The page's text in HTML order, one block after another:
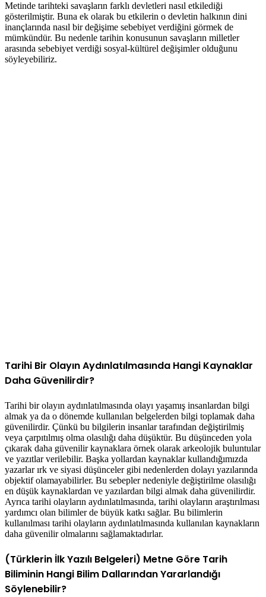
Metinde tarihteki savaşların farklı devletleri nasıl etkilediği
gösterilmiştir. Buna ek olarak bu etkilerin o devletin halkının dini
inançlarında nasıl bir değişime sebebiyet verdiğini görmek de
mümkündür. Bu nedenle tarihin konusunun savaşların milletler
arasında sebebiyet verdiği sosyal-kültürel değişimler olduğunu
söyleyebiliriz.
Tarihi Bir Olayın Aydınlatılmasında Hangi Kaynaklar
Daha Güvenilirdir?
Tarihi bir olayın aydınlatılmasında olayı yaşamış insanlardan bilgi
almak ya da o dönemde kullanılan belgelerden bilgi toplamak daha
güvenilirdir. Çünkü bu bilgilerin insanlar tarafından değiştirilmiş
veya çarpıtılmış olma olasılığı daha düşüktür. Bu düşünceden yola
çıkarak daha güvenilir kaynaklara örnek olarak arkeolojik buluntular
ve yazıtlar verilebilir. Başka yollardan kaynaklar kullandığımızda
yazarlar ırk ve siyasi düşünceler gibi nedenlerden dolayı yazılarında
objektif olamayabilirler. Bu sebepler nedeniyle değiştirilme olasılığı
en düşük kaynaklardan ve yazılardan bilgi almak daha güvenilirdir.
Ayrıca tarihi olayların aydınlatılmasında, tarihi olayların araştırılması
yardımcı olan bilimler de büyük katkı sağlar. Bu bilimlerin
kullanılması tarihi olayların aydınlatılmasında kullanılan kaynakların
daha güvenilir olmalarını sağlamaktadırlar.
(Türklerin İlk Yazılı Belgeleri) Metne Göre Tarih
Biliminin Hangi Bilim Dallarından Yararlandığı
Söylenebilir?